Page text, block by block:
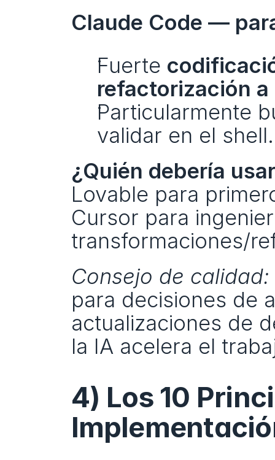
Claude Code —
Fuerte
refactorización a
Particularmente
validar en el shell.
¿Quién debería
Lovable para
Cursor para
transformaciones/
Consejo de calidad:
para decisiones de
actualizaciones de
la IA acelera el
4) Los 10